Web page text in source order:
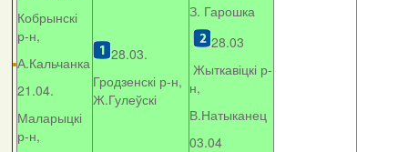
Кобрынскі
р-н,
А.Кальчанка
21.04.
Маларыцкі
р-н,
28.03.
Гродзенскі р-н,
Ж.Гулеўскі
З. Гарошка
28.03
Жыткавіцкі р-
н,
В.Натыканец
03.04